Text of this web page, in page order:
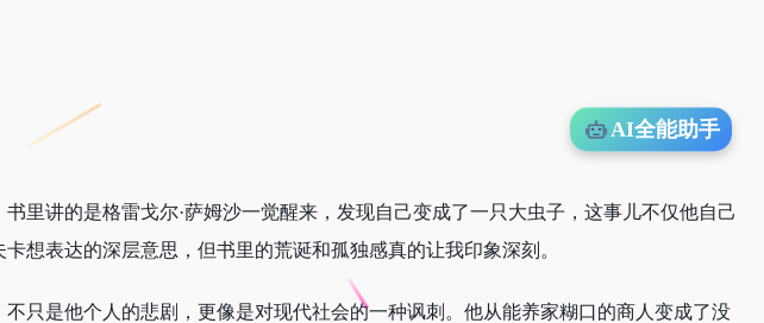
里讲的是格雷戈尔·萨姆沙一觉醒来，发现自己变成了一只大虫子，这事儿不仅他自己
想表达的深层意思，但书里的荒诞和孤独感真的让我印象深刻。
只是他个人的悲剧，更像是对现代社会的一种讽刺。他从能养家糊口的商人变成了没
AI全能助手